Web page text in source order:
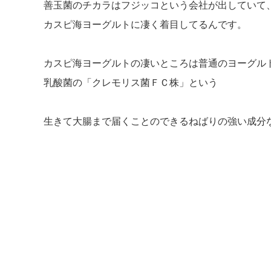
善玉菌のチカラはフジッコという会社が出していて、
カスピ海ヨーグルトに凄く着目してるんです。
カスピ海ヨーグルトの凄いところは普通のヨーグル
乳酸菌の「クレモリス菌ＦＣ株」という
生きて大腸まで届くことのできるねばりの強い成分